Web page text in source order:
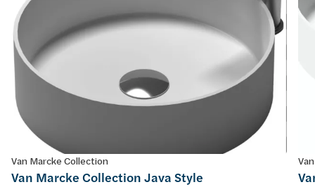
Van Marcke Collection
Van Marcke Collection Java Style